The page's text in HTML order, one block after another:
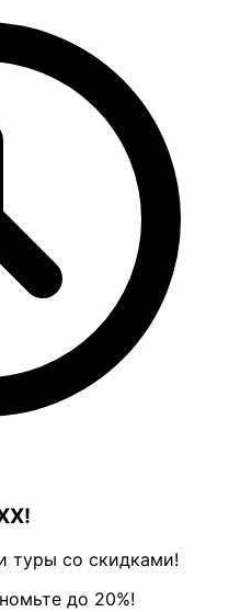
туры со скидками!
до 20%!